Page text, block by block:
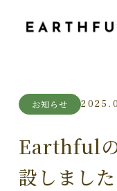
お知らせ
Earthfulの
設しました